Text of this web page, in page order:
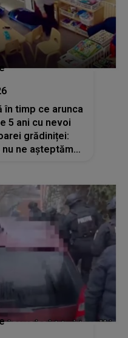
timp ce arunca
5 ani cu nevoi
grădiniței:
nu ne așteptăm